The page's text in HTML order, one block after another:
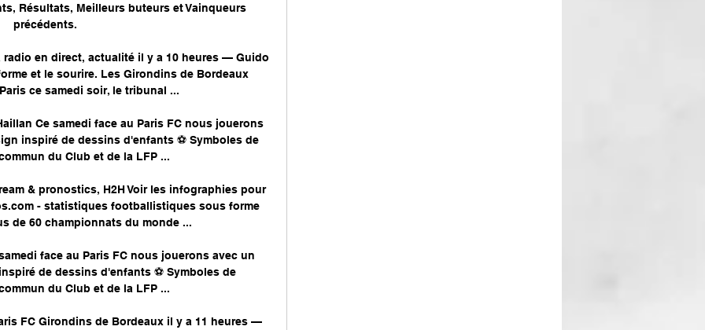
Résultats, Meilleurs buteurs et Vainqueurs
précédents.
radio en direct, actualité il y a 10 heures — Guido
et le sourire. Les Girondins de Bordeaux
ce samedi soir, le tribunal ...
Ce samedi face au Paris FC nous jouerons
inspiré de dessins d'enfants ⚽ Symboles de
du Club et de la LFP ...
& pronostics, H2H Voir les infographies pour
- statistiques footballistiques sous forme
de 60 championnats du monde ...
face au Paris FC nous jouerons avec un
de dessins d'enfants ⚽ Symboles de
du Club et de la LFP ...
FC Girondins de Bordeaux il y a 11 heures —